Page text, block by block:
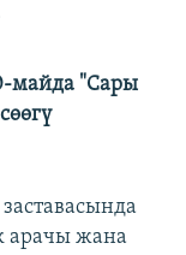
майда "Сары
арачы жана